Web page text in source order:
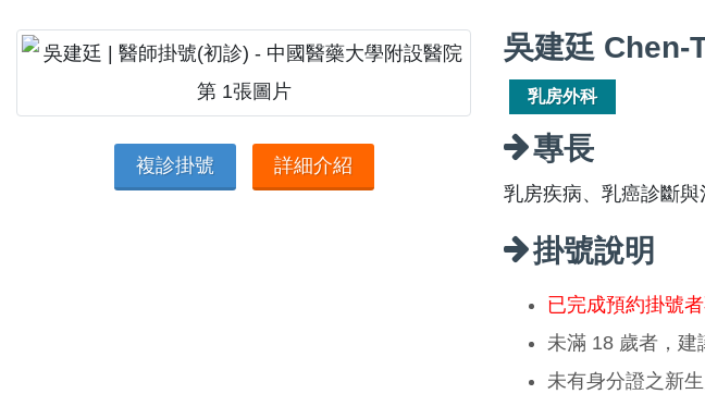
複診掛號 詳細介紹
吳建廷 Chen-
乳房外科
專長
乳房疾病、乳癌診斷
掛號說明
已完成預約掛號
未滿 18 歲者，建
未有身分證之新